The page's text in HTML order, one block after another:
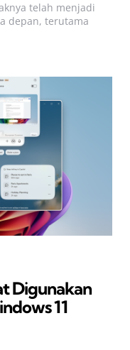
telah menjadi
depan, terutama
Digunakan
11